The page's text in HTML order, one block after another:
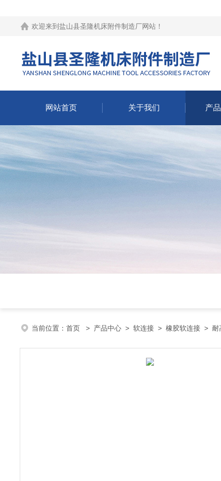
欢迎来到 盐山县圣隆机床附件制造厂网站 ！
网站首页 关于我们 产
当前位置： 首页 > 产品中心 > 软连接 > 橡胶软连接 > 耐